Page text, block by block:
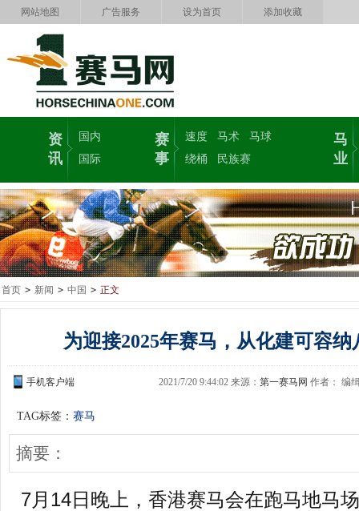
网站地图 广告服务 设为首页 添加收藏
资
讯
国内
国际
赛
事
速度 马术
马球
绕桶
民族赛
马
业
首页 > 新闻 > 中国 > 正文
为迎接2025年赛马，从化建可容
手机客户端 2021/7/20 9:44:02 来源：第一赛马网 作者： 编
TAG标签： 赛马
摘要：
7月14日晚上，香港赛马会在跑马地马